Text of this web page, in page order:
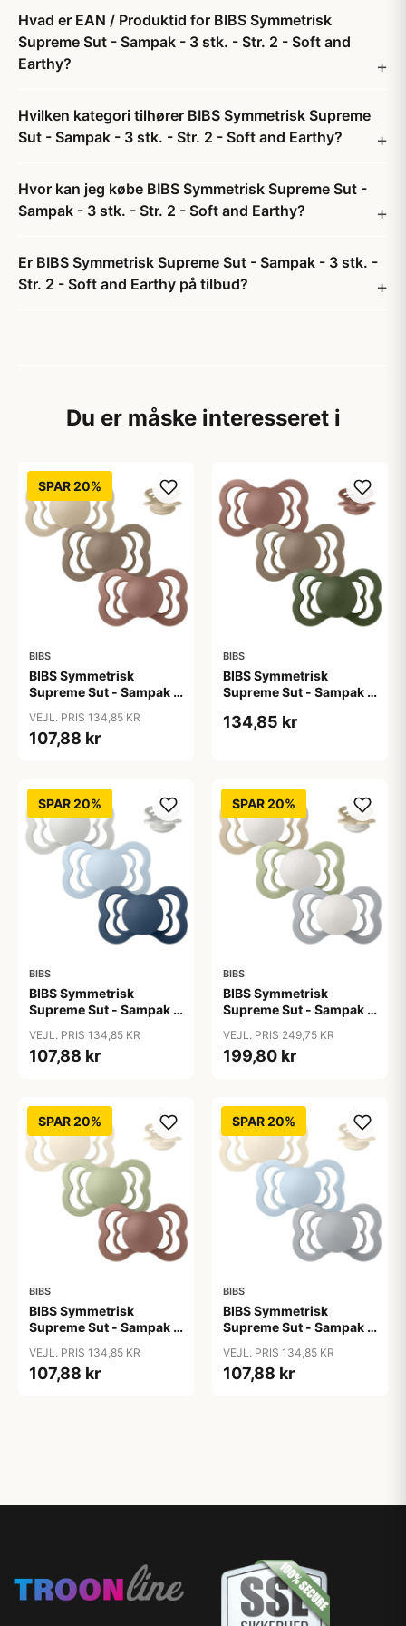
Hvad er EAN / Produktid for BIBS Symmetrisk
Supreme Sut - Sampak - 3 stk. - Str. 2 - Soft and
Earthy?
Hvilken kategori tilhører BIBS Symmetrisk Supreme
Sut - Sampak - 3 stk. - Str. 2 - Soft and Earthy?
Hvor kan jeg købe BIBS Symmetrisk Supreme Sut -
Sampak - 3 stk. - Str. 2 - Soft and Earthy?
Er BIBS Symmetrisk Supreme Sut - Sampak - 3 stk. -
Str. 2 - Soft and Earthy på tilbud?
Du er måske interesseret i
SPAR 20%
BIBS
BIBS Symmetrisk
Supreme Sut - Sampak -
Earth
VEJL. PRIS 134,85 KR
107,88 kr
BIBS
BIBS Symmetrisk
Supreme Sut - Sampak -
Terracotta
134,85 kr
SPAR 20%
BIBS
BIBS Symmetrisk
Supreme Sut - Sampak -
Storm
VEJL. PRIS 134,85 KR
107,88 kr
SPAR 20%
BIBS
BIBS Symmetrisk
Supreme Sut - Sampak -
Tight Little One - GLOW
VEJL. PRIS 249,75 KR
199,80 kr
SPAR 20%
BIBS
BIBS Symmetrisk
Supreme Sut - Sampak -
Autumn
VEJL. PRIS 134,85 KR
107,88 kr
SPAR 20%
BIBS
BIBS Symmetrisk
Supreme Sut - Sampak -
Clear
VEJL. PRIS 134,85 KR
107,88 kr